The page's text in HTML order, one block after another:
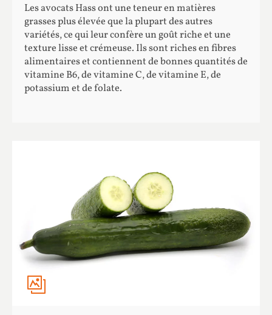
Les avocats Hass ont une teneur en matières
grasses plus élevée que la plupart des autres
variétés, ce qui leur confère un goût riche et une
texture lisse et crémeuse. Ils sont riches en fibres
alimentaires et contiennent de bonnes quantités de
vitamine B6, de vitamine C, de vitamine E, de
potassium et de folate.